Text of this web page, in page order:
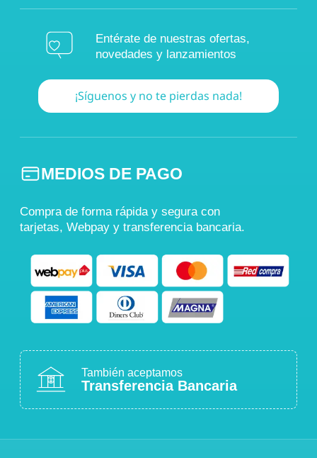
Entérate de nuestras ofertas,
novedades y lanzamientos
¡Síguenos y no te pierdas nada!
MEDIOS DE PAGO
Compra de forma rápida y segura con
tarjetas, Webpay y transferencia bancaria.
También aceptamos
Transferencia Bancaria